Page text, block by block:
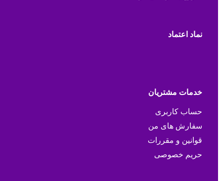
نماد اعتماد
خدمات مشتریان
حساب کاربری
سفارش های من
قوانین و مقررات
حریم خصوصی